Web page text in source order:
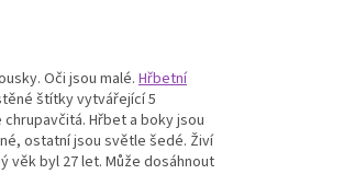
Oči jsou malé. Hřbetní
štítky vytvářející 5
chrupavčitá. Hřbet a boky jsou
ostatní jsou světle šedé. Živí
věk byl 27 let. Může dosáhnout